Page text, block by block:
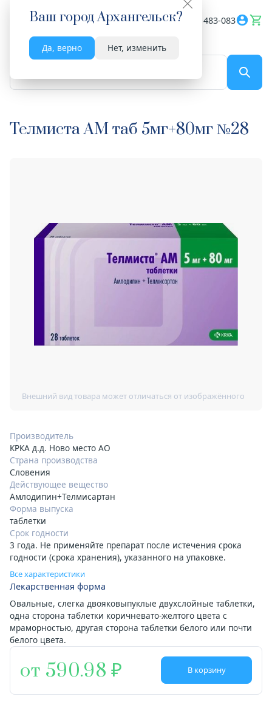
Ваш городАрхангельск?
Да, верно Нет, изменить
Весь сайт 8182 483-083
Телмиста АМ таб 5мг+80мг №28
Производитель
КРКА д.д. Ново место АО
Страна производства
Словения
Действующее вещество
Амлодипин+Телмисартан
Форма выпуска
таблетки
Срок годности
3 года. Не применяйте препарат после истечения срока
годности (срока хранения), указанного на упаковке.
Все характеристики
Лекарственная форма
Овальные, слегка двояковыпуклые двухслойные таблетки,
одна сторона таблетки коричневато-желтого цвета с
мраморностью, другая сторона таблетки белого или почти
белого цвета.
от 590.98 В корзину